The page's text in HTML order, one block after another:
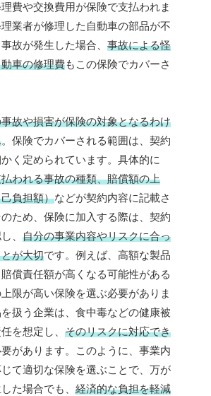
費や交換費用が保険で支払われま
業者が修理した自動車の部品が不
故が発生した場合、 事故による怪
車の修理費もこの保険でカバーさ
故や損害が保険の対象となるわけ
。保険でカバーされる範囲は、契約
く定められています。具体的に
われる事故の種類、賠償額の上
負担額）などが契約内容に記載さ
ため、保険に加入する際は、契約
、 自分の事業内容やリスクに合っ
が大切です。例えば、高額な製品
償責任額が高くなる可能性がある
限が高い保険を選ぶ必要がありま
扱う企業は、食中毒などの健康被
を想定し、 そのリスクに対応でき
があります。このように、事業内
て適切な保険を選ぶことで、万が
た場合でも、 経済的な負担を軽減